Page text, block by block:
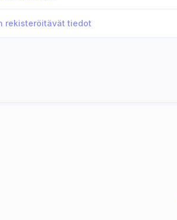
rekisteröitävät tiedot